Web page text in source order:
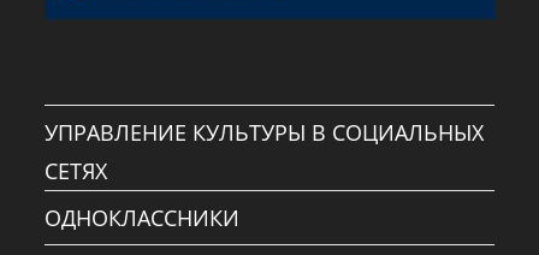
УПРАВЛЕНИЕ КУЛЬТУРЫ В СОЦИАЛЬНЫХ
СЕТЯХ
ОДНОКЛАССНИКИ